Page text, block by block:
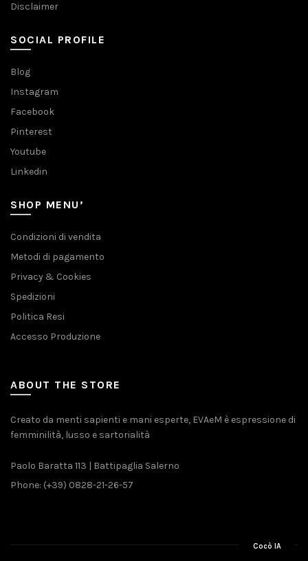
Disclaimer
SOCIAL PROFILE
Blog
Instagram
Facebook
Pinterest
Youtube
Linkedin
SHOP MENU’
Condizioni di vendita
Metodi di pagamento
Privacy & Cookies
Spedizioni
Politica Resi
Accesso Produzione
ABOUT THE STORE
Creato da menti sapienti e mani esperte, EVAeM è espressione di
femminilità, lusso e sartorialità
Paolo Baratta 113 | Battipaglia Salerno
Phone: (+39) 0828-21-26-57
Cocò IA